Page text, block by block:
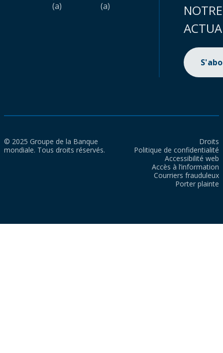
(a)
(a)
NOTRE
© 2025 Groupe de la Banque
mondiale. Tous droits réservés.
Droits
Politique de confidentialité
Accessibilité web
Accès à l’information
Courriers frauduleux
Porter plainte